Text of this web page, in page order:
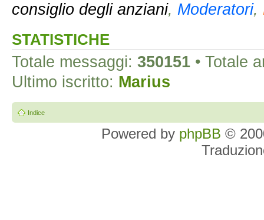
consiglio degli anziani, Moderatori,
STATISTICHE
Totale messaggi: 350151 • Totale
Ultimo iscritto: Marius
Indice
Powered by phpBB ©